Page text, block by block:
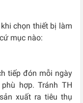
chọn thiết bị làm
mục nào:
tiếp đón mỗi ngày
hợp. Tránh TH
xuất ra tiêu thụ